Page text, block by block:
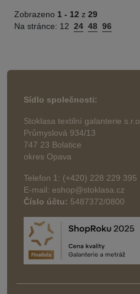
Zobrazeno 1 - 12 z 29
Na stránce: 12 24 48 96
Sídlo společnosti:
Stoklasa textilní galanterie s.r.o.
Průmyslová 934/13
747 23 Bolatice
okres Opava
Telefon 1: (+420) 228 229 395
E-mail: eshop@stoklasa.cz
Číslo účtu: 5487372/0800